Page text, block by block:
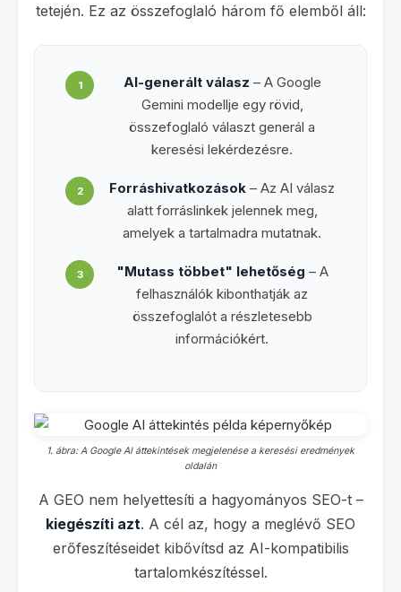
tetején. Ez az összefoglaló három fő elemből áll:
1 AI-generált válasz – A Google
Gemini modellje egy rövid,
összefoglaló választ generál a
keresési lekérdezésre.
2 Forráshivatkozások – Az AI válasz
alatt forráslinkek jelennek meg,
amelyek a tartalmadra mutatnak.
3 "Mutass többet" lehetőség – A
felhasználók kibonthatják az
összefoglalót a részletesebb
információkért.
1. ábra: A Google AI áttekintések megjelenése a keresési eredmények
oldalán
A GEO nem helyettesíti a hagyományos SEO-t –
kiegészíti azt. A cél az, hogy a meglévő SEO
erőfeszítéseidet kibővítsd az AI-kompatibilis
tartalomkészítéssel.